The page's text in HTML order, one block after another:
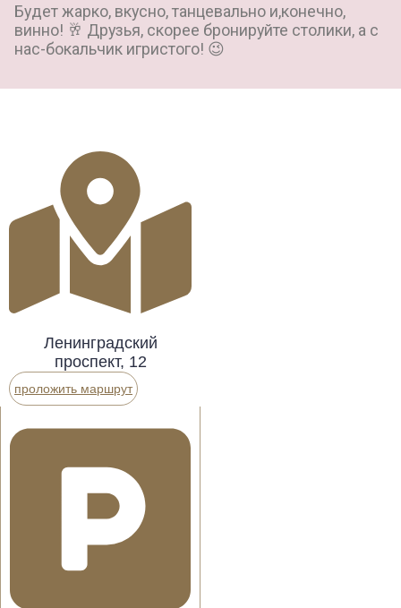
Будет жарко, вкусно, танцевально и,конечно,
винно! 🥂 Друзья, скорее бронируйте столики, а с
нас-бокальчик игристого! 😉
Ленинградский
проспект, 12
проложить маршрут